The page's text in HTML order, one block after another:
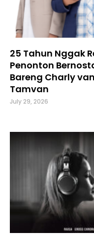
25 Tahun Nggak
Penonton
Bareng Charly
Tamvan
July 29, 2026